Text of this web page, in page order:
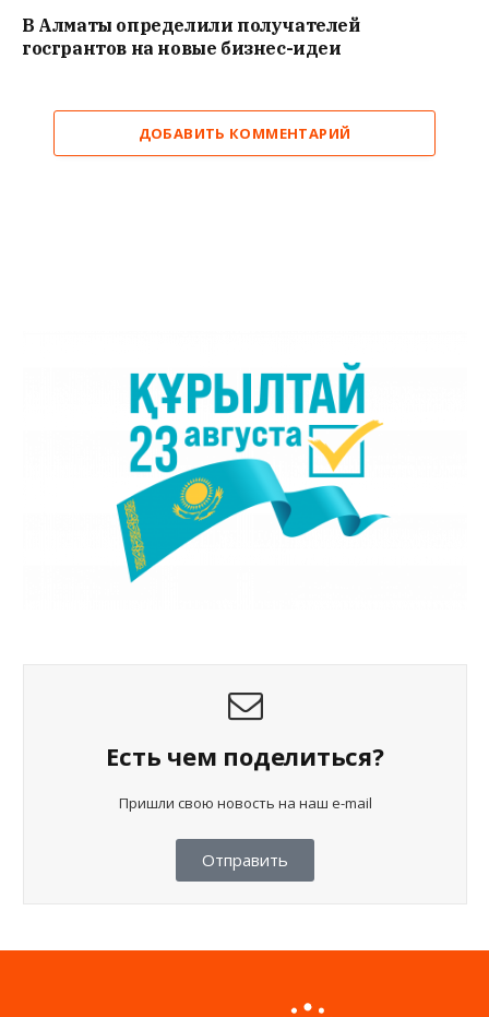
В Алматы определили получателей
госгрантов на новые бизнес-идеи
ДОБАВИТЬ КОММЕНТАРИЙ
Есть чем поделиться?
Пришли свою новость на наш e-mail
Отправить